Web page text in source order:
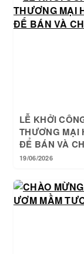
LỄ KHỞI
THƯƠNG MẠI
ĐỂ BÁN VÀ
19/06/2026